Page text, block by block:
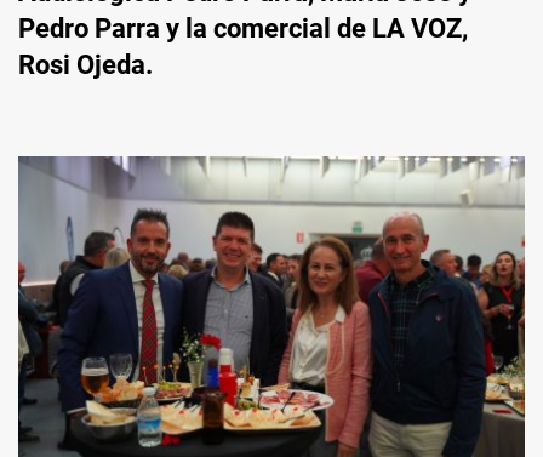
Pedro Parra y la comercial de LA VOZ,
Rosi Ojeda.